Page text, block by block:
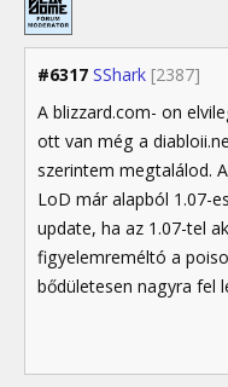
#6317 SShark [2387]
A blizzard.com- on
ott van még a
szerintem megtalálod.
LoD már alapból 1.07-
update, ha az 1.07-tel
figyelemreméltó a
bődületesen nagyra fel